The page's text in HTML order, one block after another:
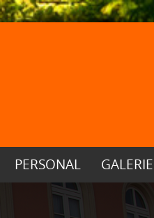
PERSONAL GALERIE